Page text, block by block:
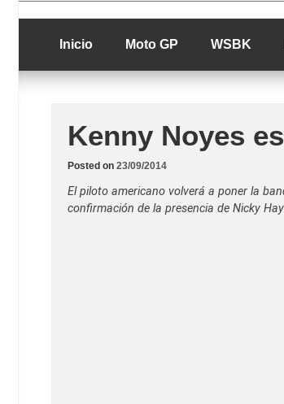
to
contentLucio
luciolopezgp
Inicio Moto GP WSBK
Kenny Noyes
Posted on 23/09/2014
El piloto americano volverá a poner la
confirmación de la presencia de Nicky